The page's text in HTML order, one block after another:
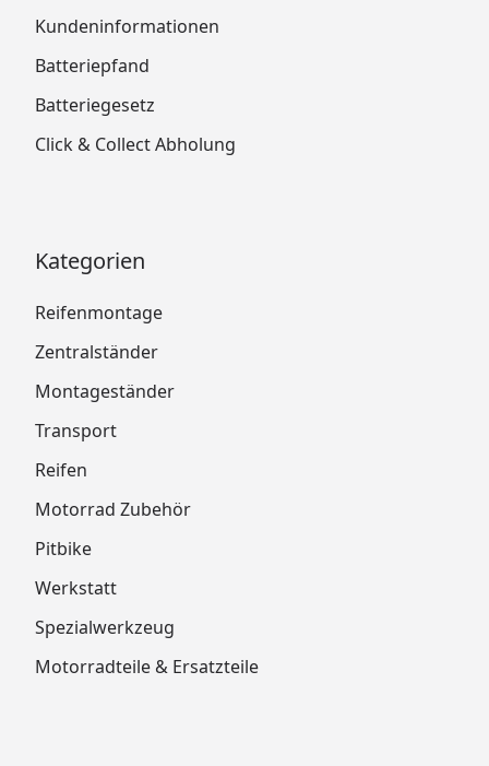
Kundeninformationen
Batteriepfand
Batteriegesetz
Click & Collect Abholung
Kategorien
Reifenmontage
Zentralständer
Montageständer
Transport
Reifen
Motorrad Zubehör
Pitbike
Werkstatt
Spezialwerkzeug
Motorradteile & Ersatzteile